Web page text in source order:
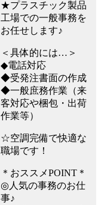
★プラスチック製品
工場での一般事務を
お任せします♪
＜具体的には…＞
◆電話対応
◆受発注書面の作成
◆一般庶務作業（来
客対応や梱包・出荷
作業等）
☆空調完備で快適な
職場です！
＊おススメPOINT＊
◎人気の事務のお仕
事♪